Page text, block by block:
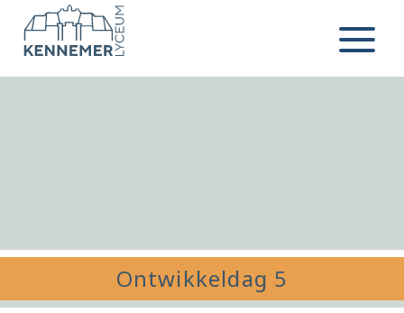
Ga naar de inhoud
Menu
Ontwikkeldag 5